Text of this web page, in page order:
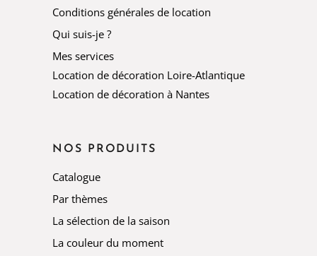
Conditions générales de location
Qui suis-je ?
Mes services
Location de décoration Loire-Atlantique
Location de décoration à Nantes
NOS PRODUITS
Catalogue
Par thèmes
La sélection de la saison
La couleur du moment